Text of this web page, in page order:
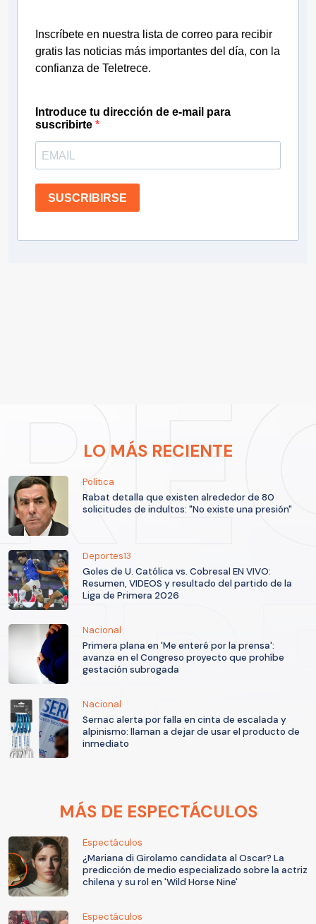
Inscríbete en nuestra lista de correo para recibir
gratis las noticias más importantes del día, con la
confianza de Teletrece.
Introduce tu dirección de e-mail para
suscribirte
SUSCRIBIRSE
LO MÁS RECIENTE
Política
Rabat detalla que existen alrededor de 80
solicitudes de indultos: "No existe una presión"
Deportes13
Goles de U. Católica vs. Cobresal EN VIVO:
Resumen, VIDEOS y resultado del partido de la
Liga de Primera 2026
Nacional
Primera plana en 'Me enteré por la prensa':
avanza en el Congreso proyecto que prohíbe
gestación subrogada
Nacional
Sernac alerta por falla en cinta de escalada y
alpinismo: llaman a dejar de usar el producto de
inmediato
MÁS DE ESPECTÁCULOS
Espectáculos
¿Mariana di Girolamo candidata al Oscar? La
predicción de medio especializado sobre la actriz
chilena y su rol en 'Wild Horse Nine'
Espectáculos